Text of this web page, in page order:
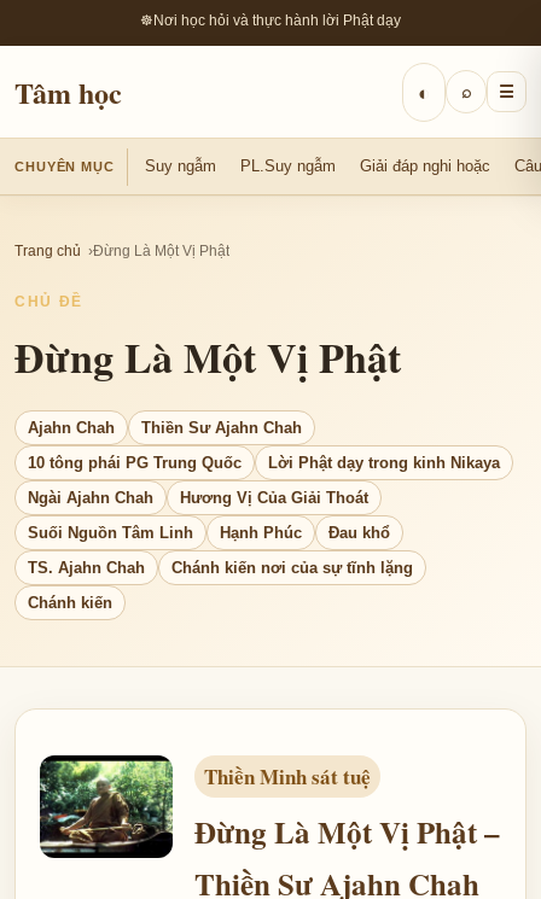
☸ Nơi học hỏi và thực hành lời Phật dạy
Tâm học ◐ ⌕ ☰
CHUYÊN MỤC Suy ngẫm PL.Suy ngẫm Giải đáp nghi hoặc
Trang chủ Đừng Là Một Vị Phật
CHỦ ĐỀ
Đừng Là Một Vị Phật
Ajahn Chah
Thiền Sư Ajahn Chah
10 tông phái PG Trung Quốc
Lời Phật dạy trong kinh Nikaya
Ngài Ajahn Chah
Hương Vị Của Giải Thoát
Suối Nguồn Tâm Linh
Hạnh Phúc
Đau khổ
TS. Ajahn Chah
Chánh kiến nơi của sự tĩnh lặng
Chánh kiến
Thiền Minh sát tuệ
Đừng Là Một Vị Phật –
Thiền Sư Ajahn Chah